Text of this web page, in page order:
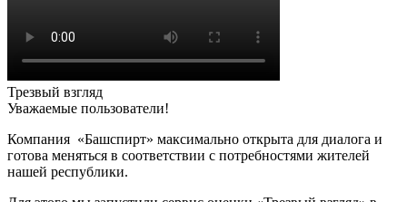
Трезвый взгляд
Уважаемые пользователи!
Компания «Башспирт» максимально открыта для диалога и
готова меняться в соответствии с потребностями жителей
нашей республики.